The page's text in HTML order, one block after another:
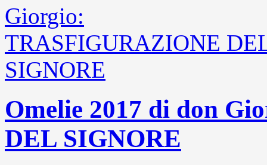
Omelie 2017 di don
DEL SIGNORE